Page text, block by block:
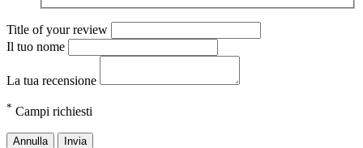
Title of your review
Il tuo nome
La tua recensione
* Campi richiesti
Annulla Invia